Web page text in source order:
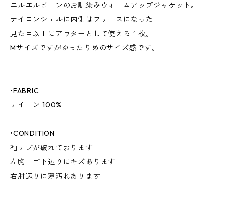
エルエルビーンのお馴染みウォームアップジャケット。
ナイロンシェルに内側はフリースになった
見た目以上にアウターとして使える１枚。
Mサイズですがゆったりめのサイズ感です。
•FABRIC
ナイロン 100%
•CONDITION
袖リブが破れております
左胸ロゴ下辺りにキズあります
右肘辺りに薄汚れあります